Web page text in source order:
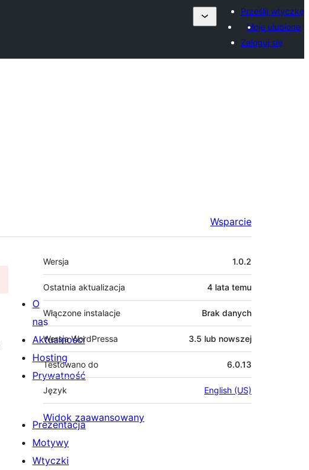
Prześlij wtyczkę
Moje ulubione
Zaloguj się
Wsparcie
Meta
Wersja 1.0.2
Ostatnia aktualizacja 4 lata temu
Włączone instalacje Brak danych
Wersja WordPressa 3.5 lub nowszej
Testowano do 6.0.13
Język English (US)
Widok zaawansowany
O
nas
Aktualności
Hosting
Prywatność
Prezentacja
Motywy
Wtyczki